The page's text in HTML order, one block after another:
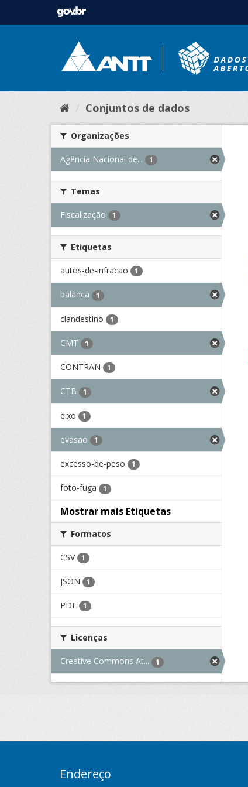
Conjuntos de dados
Organizações
Agência Nacional de... 1
Temas
Fiscalização 1
Etiquetas
autos-de-infracao 1
balanca 1
clandestino 1
CMT 1
CONTRAN 1
CTB 1
eixo 1
evasao 1
excesso-de-peso 1
foto-fuga 1
Mostrar mais Etiquetas
Formatos
CSV 1
JSON 1
PDF 1
Licenças
Creative Commons At... 1
Endereço